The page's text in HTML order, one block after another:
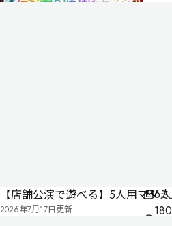
6人
180
【店舗公演で遊べる】5人用マダ
2026年7月17日更新